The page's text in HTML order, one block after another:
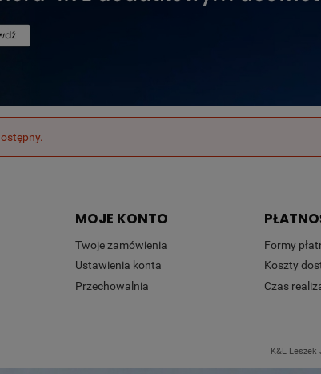
MOJE KONTO
Twoje zamówienia
Ustawienia konta
Przechowalnia
Formy
Koszty
Czas
K&L